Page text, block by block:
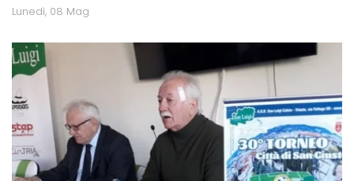
Lunedì, 08 Mag